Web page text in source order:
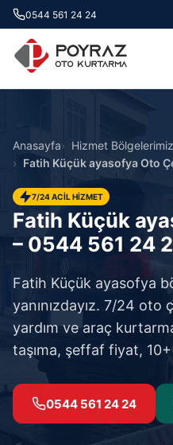
0544 561 24 24
Anasayfa
Hizmet Bölgelerimiz
Fatih Küçük ayasofya Oto
7/24 ACİL HİZMET
Fatih Küçük
– 0544 561 24
Fatih Küçük ayasofya
yanınızdayız. 7/24 oto
yardım ve araç
taşıma, şeffaf fiyat, 10+
0544 561 24 24